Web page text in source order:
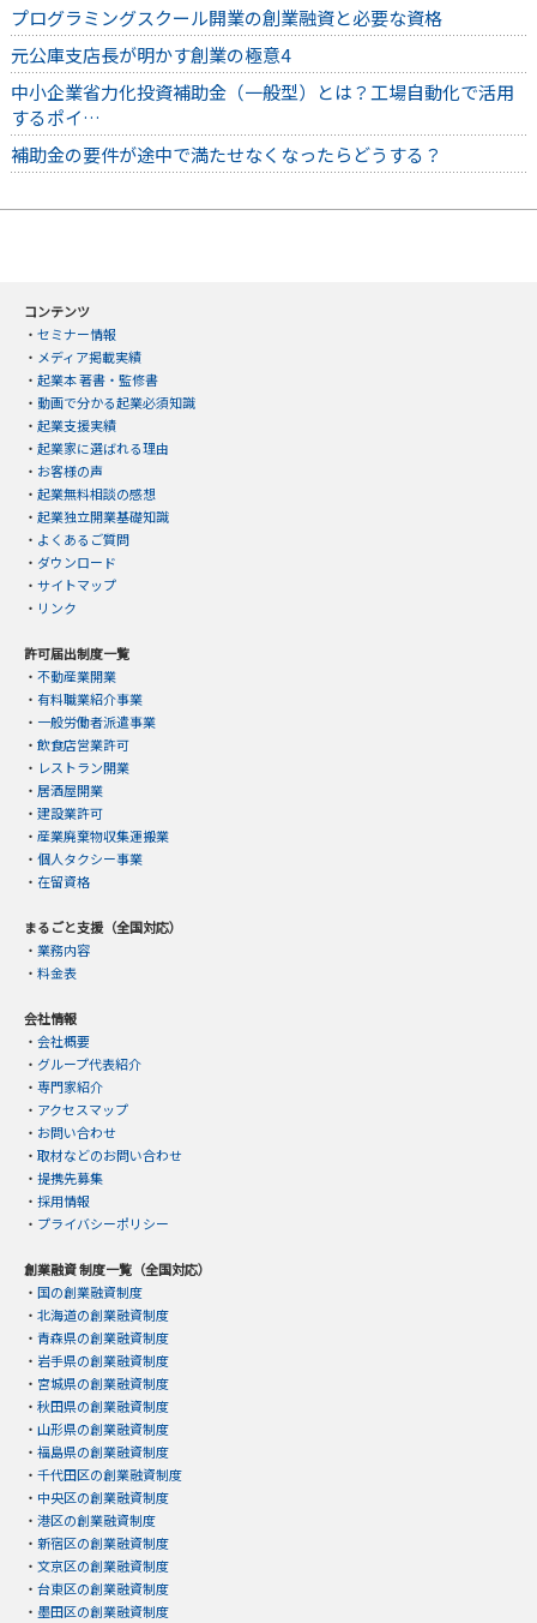
プログラミングスクール開業の創業融資と必要な資格
元公庫支店長が明かす創業の極意4
中小企業省力化投資補助金（一般型）とは？工場自動化で活用
するポイ…
補助金の要件が途中で満たせなくなったらどうする？
コンテンツ
・ セミナー情報
・ メディア掲載実績
・ 起業本 著書・監修書
・ 動画で分かる起業必須知識
・ 起業支援実績
・ 起業家に選ばれる理由
・ お客様の声
・ 起業無料相談の感想
・ 起業独立開業基礎知識
・ よくあるご質問
・ ダウンロード
・ サイトマップ
・ リンク
許可届出制度一覧
・ 不動産業開業
・ 有料職業紹介事業
・ 一般労働者派遣事業
・ 飲食店営業許可
・ レストラン開業
・ 居酒屋開業
・ 建設業許可
・ 産業廃棄物収集運搬業
・ 個人タクシー事業
・ 在留資格
まるごと支援（全国対応）
・ 業務内容
・ 料金表
会社情報
・ 会社概要
・ グループ代表紹介
・ 専門家紹介
・ アクセスマップ
・ お問い合わせ
・ 取材などのお問い合わせ
・ 提携先募集
・ 採用情報
・ プライバシーポリシー
創業融資 制度一覧（全国対応）
・ 国の創業融資制度
・ 北海道の創業融資制度
・ 青森県の創業融資制度
・ 岩手県の創業融資制度
・ 宮城県の創業融資制度
・ 秋田県の創業融資制度
・ 山形県の創業融資制度
・ 福島県の創業融資制度
・ 千代田区の創業融資制度
・ 中央区の創業融資制度
・ 港区の創業融資制度
・ 新宿区の創業融資制度
・ 文京区の創業融資制度
・ 台東区の創業融資制度
・ 墨田区の創業融資制度